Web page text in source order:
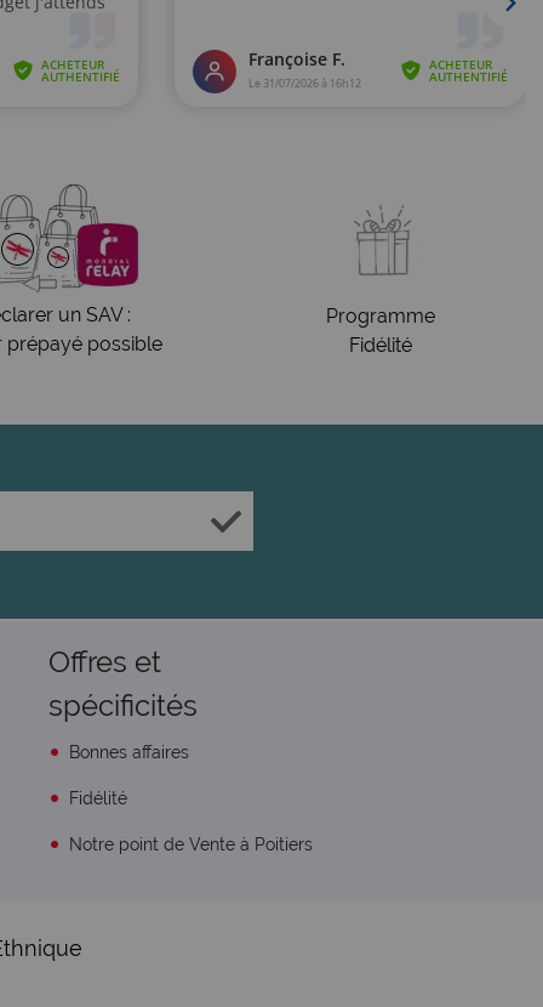
un SAV :
prépayé possible
Programme
Fidélité
Offres et
spécificités
Bonnes affaires
Fidélité
Notre point de Vente à Poitiers